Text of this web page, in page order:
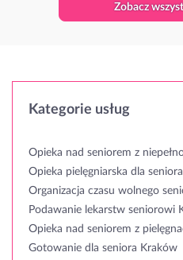
Zobacz
Kategorie usług
Opieka nad seniorem z
Opieka pielęgniarska dla
Organizacja czasu wolnego
Podawanie lekarstw seniorowi
Opieka nad seniorem z
Gotowanie dla seniora Kraków